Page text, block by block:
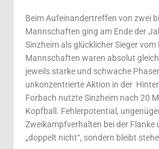
Beim Aufeinandertreffen von zwei
Mannschaften ging am Ende der
Sinzheim als glücklicher Sieger vom
Mannschaften waren absolut
jeweils starke und schwache
unkonzentrierte Aktion in der
Forbach nutzte Sinzheim nach 20
Kopfball. Fehlerpotential,
Zweikampfverhalten bei der Flanke
„doppelt nicht“, sondern bleibt